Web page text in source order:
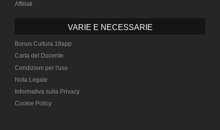
Affiliati
VARIE E NECESSARIE
Bonus Cultura 18app
Carta del Docente
Condizioni per l'uso
Nota Legale
Informativa sulla Privacy
Cookie Policy